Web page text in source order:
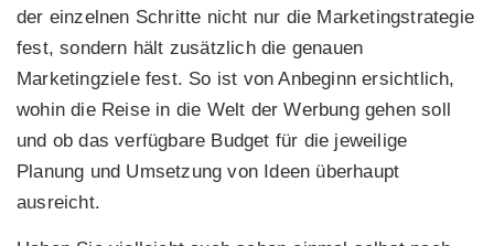
der einzelnen Schritte nicht nur die Marketingstrategie
fest, sondern hält zusätzlich die genauen
Marketingziele fest. So ist von Anbeginn ersichtlich,
wohin die Reise in die Welt der Werbung gehen soll
und ob das verfügbare Budget für die jeweilige
Planung und Umsetzung von Ideen überhaupt
ausreicht.